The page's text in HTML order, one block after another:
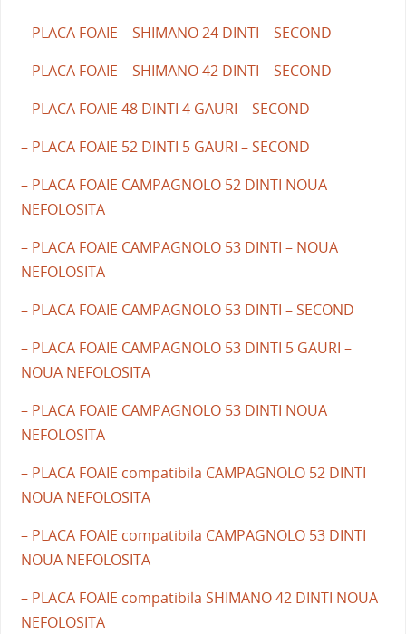
– PLACA FOAIE – SHIMANO 24 DINTI – SECOND
– PLACA FOAIE – SHIMANO 42 DINTI – SECOND
– PLACA FOAIE 48 DINTI 4 GAURI – SECOND
– PLACA FOAIE 52 DINTI 5 GAURI – SECOND
– PLACA FOAIE CAMPAGNOLO 52 DINTI NOUA
NEFOLOSITA
– PLACA FOAIE CAMPAGNOLO 53 DINTI – NOUA
NEFOLOSITA
– PLACA FOAIE CAMPAGNOLO 53 DINTI – SECOND
– PLACA FOAIE CAMPAGNOLO 53 DINTI 5 GAURI –
NOUA NEFOLOSITA
– PLACA FOAIE CAMPAGNOLO 53 DINTI NOUA
NEFOLOSITA
– PLACA FOAIE compatibila CAMPAGNOLO 52 DINTI
NOUA NEFOLOSITA
– PLACA FOAIE compatibila CAMPAGNOLO 53 DINTI
NOUA NEFOLOSITA
– PLACA FOAIE compatibila SHIMANO 42 DINTI NOUA
NEFOLOSITA